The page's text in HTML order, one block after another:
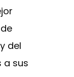
del
a sus